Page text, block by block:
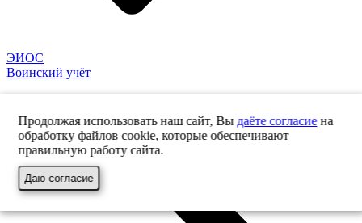
ЭИОС
Воинский учёт
Продолжая использовать наш сайт, Вы даёте согласиена
обработку файлов cookie, которые обеспечивают
правильную работу сайта.
Даю согласие